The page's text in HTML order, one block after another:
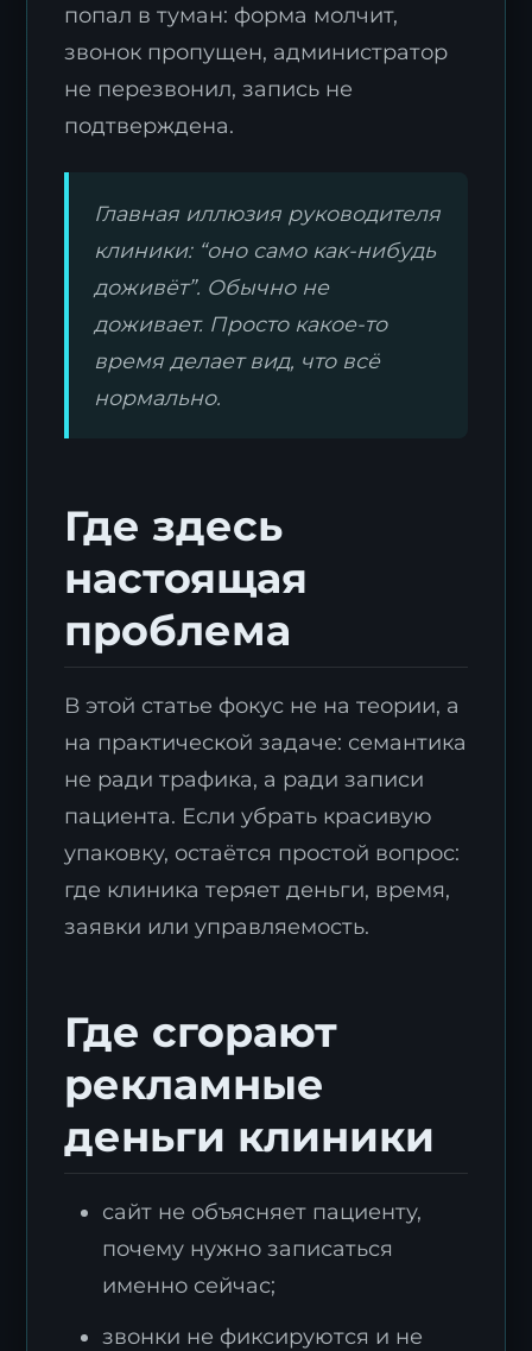
попал в туман: форма молчит,
звонок пропущен, администратор
не перезвонил, запись не
подтверждена.
Главная иллюзия руководителя
клиники: “оно само как-нибудь
доживёт”. Обычно не
доживает. Просто какое-то
время делает вид, что всё
нормально.
Где здесь
настоящая
проблема
В этой статье фокус не на теории, а
на практической задаче: семантика
не ради трафика, а ради записи
пациента. Если убрать красивую
упаковку, остаётся простой вопрос:
где клиника теряет деньги, время,
заявки или управляемость.
Где сгорают
рекламные
деньги клиники
сайт не объясняет пациенту,
почему нужно записаться
именно сейчас;
звонки не фиксируются и не